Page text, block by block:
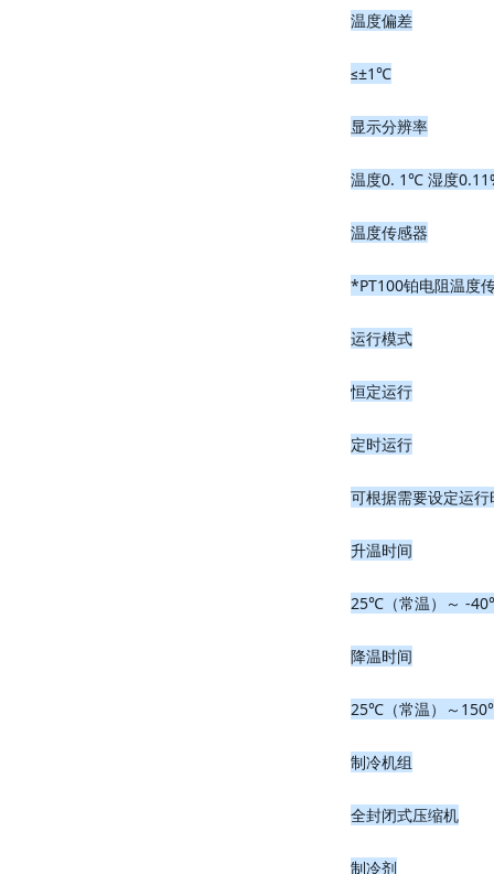
温度偏差
≤±1℃
显示分辨率
温度0. 1℃ 湿度
温度传感器
*PT100铂电阻温度
运行模式
恒定运行
定时运行
可根据需要设定运
升温时间
25℃（常温）～ -
降温时间
25℃（常温）～
制冷机组
全封闭式压缩机
制冷剂